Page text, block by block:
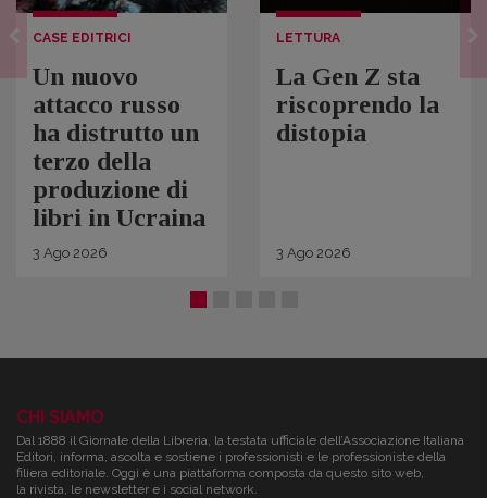
CASE EDITRICI
Un nuovo
attacco russo
ha distrutto un
terzo della
produzione di
libri in Ucraina
3 Ago 2026
LETTURA
La Gen Z sta
riscoprendo la
distopia
3 Ago 2026
CHI SIAMO
Dal 1888 il Giornale della Libreria, la testata ufficiale dell’Associazione Italiana
Editori, informa, ascolta e sostiene i professionisti e le professioniste della
filiera editoriale. Oggi è una piattaforma composta da questo sito web,
la rivista, le newsletter e i social network.